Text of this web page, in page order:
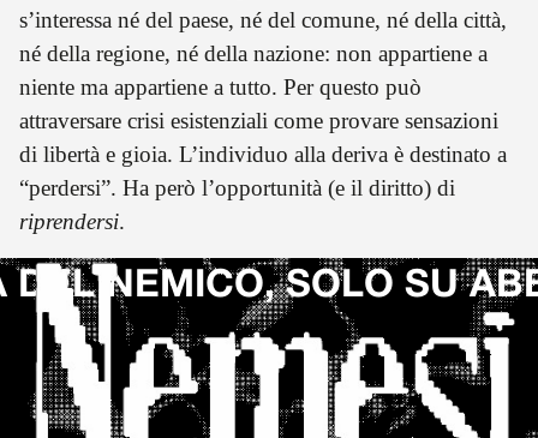
s’interessa né del paese, né del comune, né della città,
né della regione, né della nazione: non appartiene a
niente ma appartiene a tutto. Per questo può
attraversare crisi esistenziali come provare sensazioni
di libertà e gioia. L’individuo alla deriva è destinato a
“perdersi”. Ha però l’opportunità (e il diritto) di
riprendersi.
NEMICO, SOLO SU